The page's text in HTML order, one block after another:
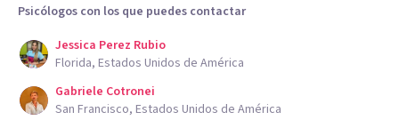
Psicólogos con los que puedes contactar
Jessica Perez Rubio
Florida, Estados Unidos de América
Gabriele Cotronei
San Francisco, Estados Unidos de América